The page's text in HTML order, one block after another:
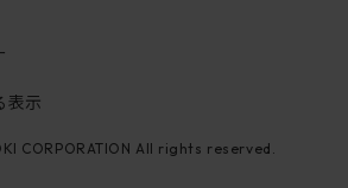
表示
CORPORATION All rights reserved.